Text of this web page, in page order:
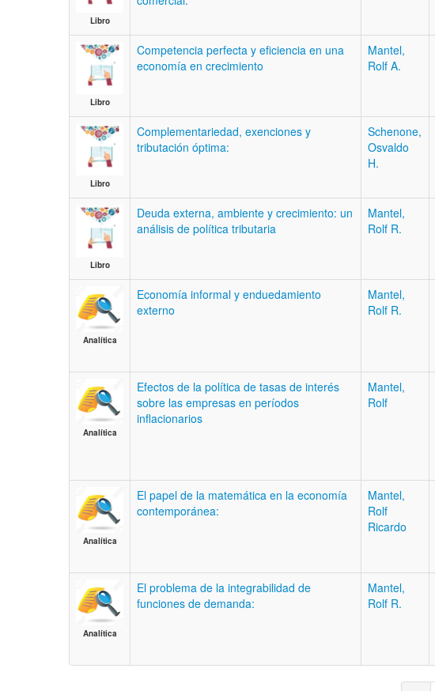
Libro
Libro
Competencia perfecta y eficiencia en una
economía en crecimiento
Mantel,
Rolf A.
Libro
Complementariedad, exenciones y
tributación óptima:
Schenone,
Osvaldo
H.
Libro
Deuda externa, ambiente y crecimiento: un
análisis de política tributaria
Mantel,
Rolf R.
Analítica
Economía informal y enduedamiento
externo
Mantel,
Rolf R.
Analítica
Efectos de la política de tasas de interés
sobre las empresas en períodos
inflacionarios
Mantel,
Rolf
Analítica
El papel de la matemática en la economía
contemporánea:
Mantel,
Rolf
Ricardo
Analítica
El problema de la integrabilidad de
funciones de demanda:
Mantel,
Rolf R.